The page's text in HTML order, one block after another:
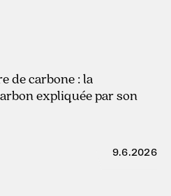
de carbone : la
expliquée par son
9.6.2026